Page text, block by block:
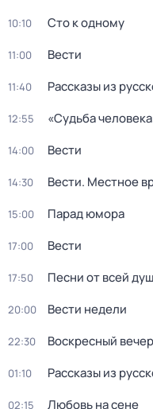
10:10 Сто к одному
11:00 Вести
11:40 Рассказы из
12:55 «Судьба
14:00 Вести
14:30 Вести. Местное
15:00 Парад юмора
17:00 Вести
17:50 Песни от всей
20:00 Вести недели
22:30 Воскресный
01:10 Рассказы из
02:15 Любовь на сене